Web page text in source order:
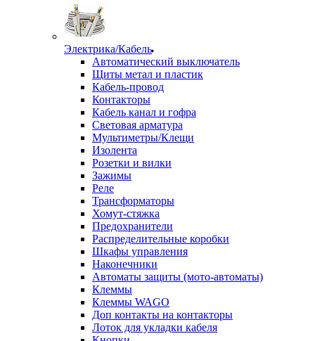
Электрика/Кабель
Автоматический выключатель
Щиты метал и пластик
Кабель-провод
Контакторы
Кабель канал и гофра
Световая арматура
Мультиметры/Клещи
Изолента
Розетки и вилки
Зажимы
Реле
Трансформаторы
Хомут-стяжка
Предохранители
Распределительные коробки
Шкафы управления
Наконечники
Автоматы защиты (мото-автоматы)
Клеммы
Клеммы WAGO
Доп контакты на контакторы
Лоток для укладки кабеля